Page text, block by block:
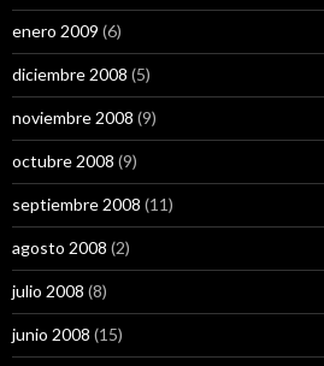
enero 2009 (6)
diciembre 2008 (5)
noviembre 2008 (9)
octubre 2008 (9)
septiembre 2008 (11)
agosto 2008 (2)
julio 2008 (8)
junio 2008 (15)